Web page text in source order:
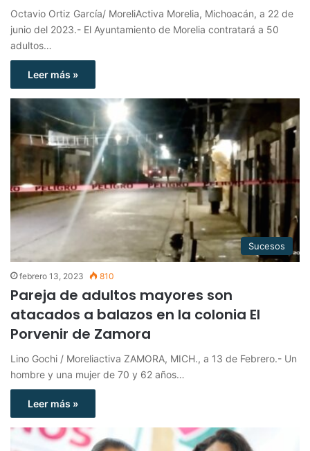
Octavio Ortiz García/ MoreliActiva Morelia, Michoacán, a 22 de
junio del 2023.- El Ayuntamiento de Morelia contratará a 50
adultos…
Leer más »
Sucesos
febrero 13, 2023 810
Pareja de adultos mayores son
atacados a balazos en la colonia El
Porvenir de Zamora
Lino Gochi / Moreliactiva ZAMORA, MICH., a 13 de Febrero.- Un
hombre y una mujer de 70 y 62 años…
Leer más »